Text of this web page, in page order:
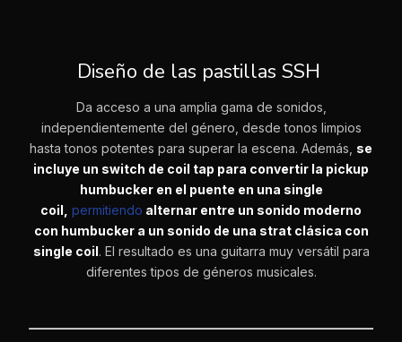
Diseño de las pastillas SSH
Da acceso a una amplia gama de sonidos,
independientemente del género, desde tonos limpios
hasta tonos potentes para superar la escena. Además, se
incluye un switch de coil tap para convertir la pickup
humbucker en el puente en una single
coil, permitiendo alternar entre un sonido moderno
con humbucker a un sonido de una strat clásica con
single coil. El resultado es una guitarra muy versátil para
diferentes tipos de géneros musicales.